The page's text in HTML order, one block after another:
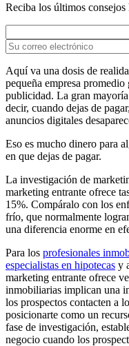
Reciba los últimos
Aquí va una dosis de
pequeña empresa
publicidad. La gran
decir, cuando dejas de
anuncios digitales
Eso es mucho dinero para
en que dejas de pagar.
La investigación de
marketing entrante ofrece
15%. Compáralo con los
frío, que normalmente
una diferencia enorme en
Para los profesionales
especialistas en hipotecas y
marketing entrante ofrece
inmobiliarias implican una
los prospectos contacten a
posicionarte como un
fase de investigación,
negocio cuando los